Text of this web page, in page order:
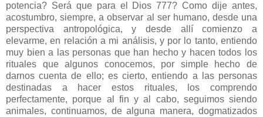
potencia? Será que para el Dios 777? Como dije antes,
acostumbro, siempre, a observar al ser humano, desde una
perspectiva antropológica, y desde allí comienzo a
elevarme, en relación a mi análisis, y por lo tanto, entiendo
muy bien a las personas que han hecho y hacen todos los
rituales que algunos conocemos, por simple hecho de
darnos cuenta de ello; es cierto, entiendo a las personas
destinadas a hacer estos rituales, los comprendo
perfectamente, porque al fin y al cabo, seguimos siendo
animales, continuamos, de alguna manera, dogmatizados